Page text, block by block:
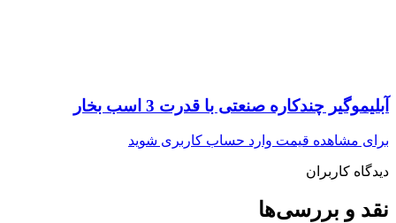
آبلیموگیر چندکاره صنعتی با قدرت 3 اسب بخار
برای مشاهده قیمت وارد حساب کاربری شوید
دیدگاه کاربران
نقد و بررسی‌ها